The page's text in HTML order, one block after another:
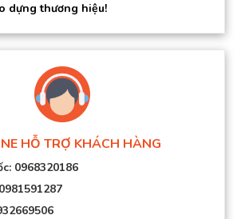
dựng thương hiệu!
HỖ TRỢ KHÁCH HÀNG
0968320186